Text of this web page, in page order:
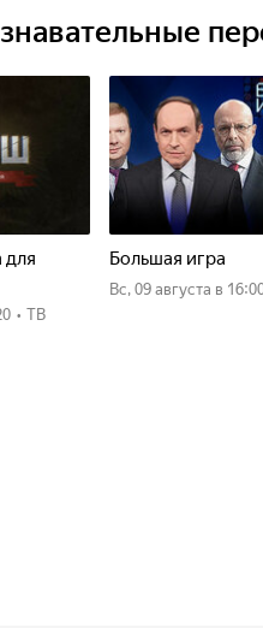
• ТВ
Большая игра
вс, 09 августа в